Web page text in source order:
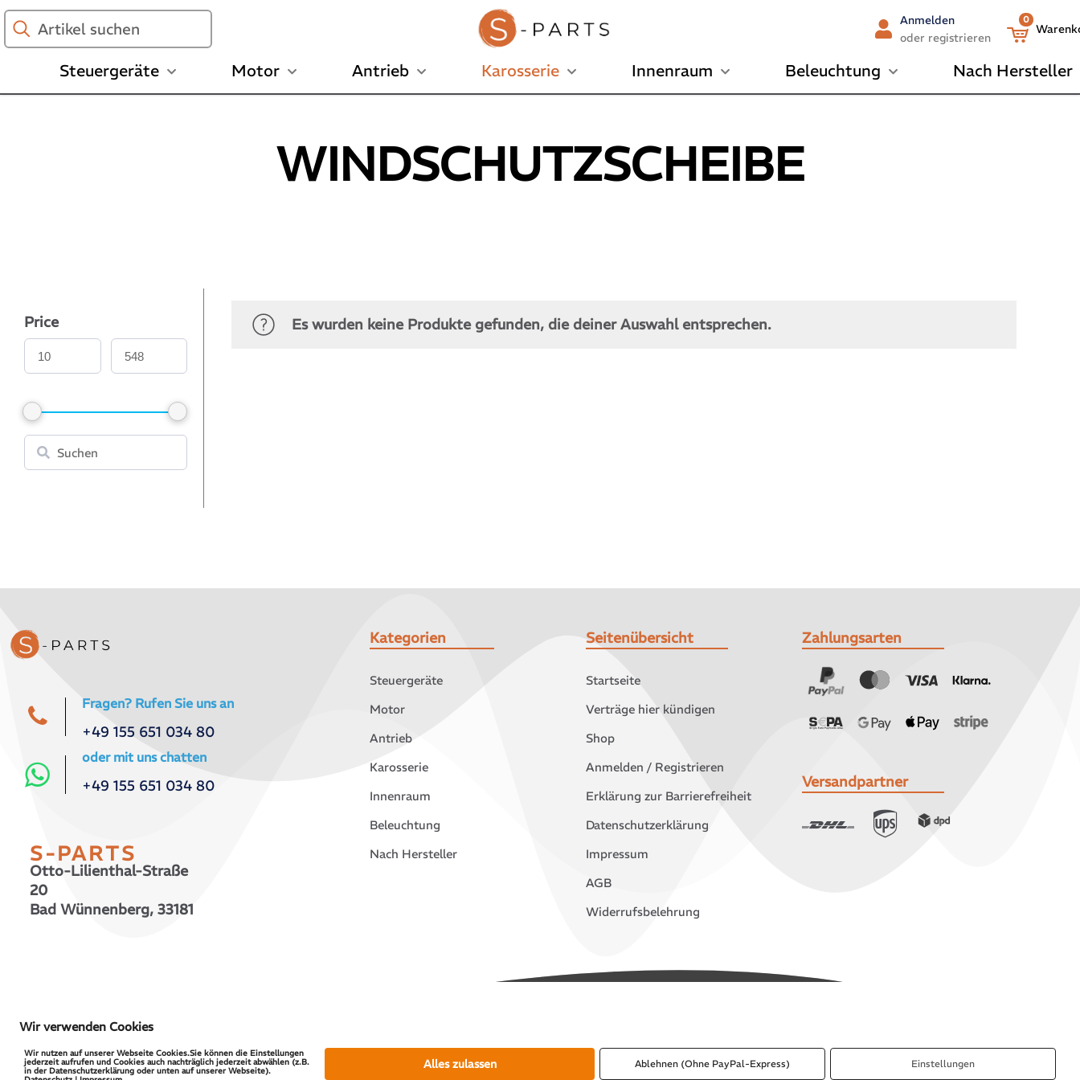
Artikel
suchen
Anmelden
oder registrieren
0
Steuergeräte Motor Antrieb Karosserie Innenraum Beleuchtung Nach Hersteller
WINDSCHUTZSCHEIBE
Price
Suchen
Es wurden keine Produkte gefunden, die deiner Auswahl entsprechen.
Fragen? Rufen Sie uns an
+49 155 651 034 80
oder mit uns chatten
+49 155 651 034 80
S-PARTS
Otto-Lilienthal-Straße
20
Bad Wünnenberg, 33181
Kategorien
Steuergeräte
Motor
Antrieb
Karosserie
Innenraum
Beleuchtung
Nach Hersteller
Seitenübersicht
Startseite
Verträge hier kündigen
Shop
Anmelden / Registrieren
Erklärung zur Barrierefreiheit
Datenschutzerklärung
Impressum
AGB
Widerrufsbelehrung
Zahlungsarten
Versandpartner
Wir verwenden Cookies
Wir nutzen auf unserer Webseite Cookies.Sie können die Einstellungen
jederzeit aufrufen und Cookies auch nachträglich jederzeit abwählen (z.B.
in der Datenschutzerklärung oder unten auf unserer Webseite).
Alles zulassen Ablehnen (Ohne PayPal-Express) Einstellungen